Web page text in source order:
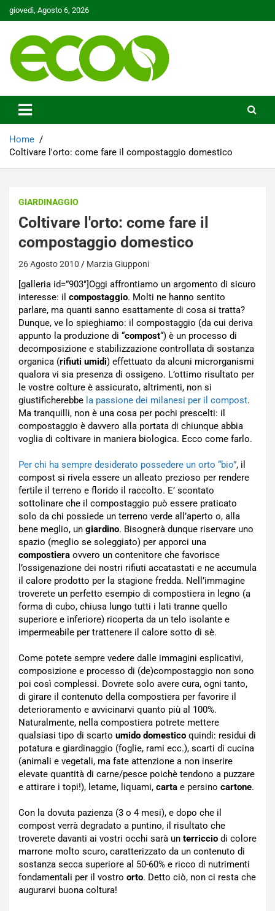
Skip
to
giovedì, Agosto 6, 2026
Ecoo.it
Home
Coltivare l'orto: come fare il compostaggio domestico
GIARDINAGGIO
Coltivare l'orto: come fare il
compostaggio domestico
26 Agosto 2010 Marzia Giupponi
[galleria id=”903″]Oggi affrontiamo un argomento di sicuro
interesse: il compostaggio. Molti ne hanno sentito
parlare, ma quanti sanno esattamente di cosa si tratta?
Dunque, ve lo spieghiamo: il compostaggio (da cui deriva
appunto la produzione di “compost“) è un processo di
decomposizione e stabilizzazione controllata di sostanza
organica (rifiuti umidi) effettuato da alcuni microrganismi
qualora vi sia presenza di ossigeno. L’ottimo risultato per
le vostre colture è assicurato, altrimenti, non si
giustificherebbe la passione dei milanesi per il compost.
Ma tranquilli, non è una cosa per pochi prescelti: il
compostaggio è davvero alla portata di chiunque abbia
voglia di coltivare in maniera biologica. Ecco come farlo.
Per chi ha sempre desiderato possedere un orto “bio”, il
compost si rivela essere un alleato prezioso per rendere
fertile il terreno e florido il raccolto. E’ scontato
sottolinare che il compostaggio può essere praticato
solo da chi possiede un terreno verde all’aperto o, alla
bene meglio, un giardino. Bisognerà dunque riservare uno
spazio (meglio se soleggiato) per apporci una
compostiera ovvero un contenitore che favorisce
l’ossigenazione dei nostri rifiuti accatastati e ne accumula
il calore prodotto per la stagione fredda. Nell’immagine
troverete un perfetto esempio di compostiera in legno (a
forma di cubo, chiusa lungo tutti i lati tranne quello
superiore e inferiore) ricoperta da un telo isolante e
impermeabile per trattenere il calore sotto di sè.
Come potete sempre vedere dalle immagini esplicativi,
composizione e processo di (de)compostaggio non sono
poi così complessi. Dovrete solo avere cura, ogni tanto,
di girare il contenuto della compostiera per favorire il
deterioramento e avvicinarvi quanto più al 100%.
Naturalmente, nella compostiera potrete mettere
qualsiasi tipo di scarto umido domestico quindi: residui di
potatura e giardinaggio (foglie, rami ecc.), scarti di cucina
(animali e vegetali, ma fate attenzione a non inserire
elevate quantità di carne/pesce poichè tendono a puzzare
e attirare i topi!), letame, liquami, carta e persino cartone.
Con la dovuta pazienza (3 o 4 mesi), e dopo che il
compost verrà degradato a puntino, il risultato che
troverete davanti ai vostri occhi sarà un terriccio di colore
marrone molto scuro, caratterizzato da un contenuto di
sostanza secca superiore al 50-60% e ricco di nutrimenti
fondamentali per il vostro orto. Detto ciò, non ci resta che
augurarvi buona coltura!